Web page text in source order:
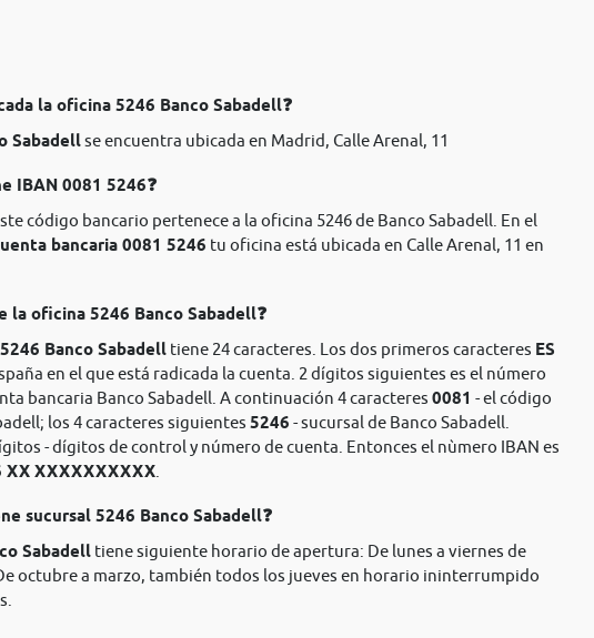
la oficina 5246 Banco Sabadell❓
Sabadellse encuentra ubicada en Madrid, Calle Arenal, 11
IBAN 0081 5246❓
código bancario pertenece a la oficina 5246 de Banco Sabadell. En el
bancaria 0081 5246 tu oficina está ubicada en Calle Arenal, 11 en
la oficina 5246 Banco Sabadell❓
Banco Sabadell tiene 24 caracteres. Los dos primeros caracteres ES
en el que está radicada la cuenta. 2 dígitos siguientes es el número
bancaria Banco Sabadell. A continuación 4 caracteres 0081 - el código
los 4 caracteres siguientes 5246 - sucursal de Banco Sabadell.
- dígitos de control y número de cuenta. Entonces el nùmero IBAN es
XX XXXXXXXXXX
sucursal 5246 Banco Sabadell❓
Sabadell tiene siguiente horario de apertura: De lunes a viernes de
octubre a marzo, también todos los jueves en horario ininterrumpido